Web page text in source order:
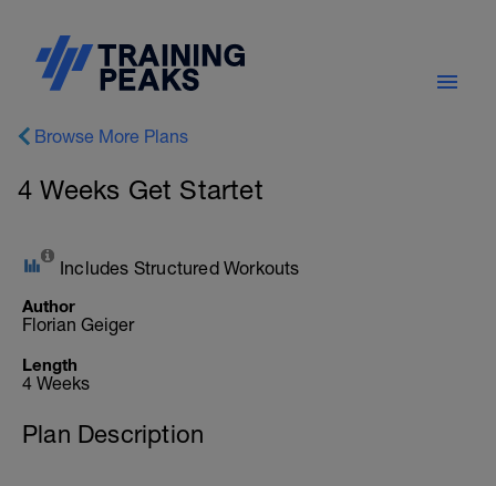
Browse More Plans
4 Weeks Get Startet
Includes Structured Workouts
Author
Florian Geiger
Length
4 Weeks
Plan Description